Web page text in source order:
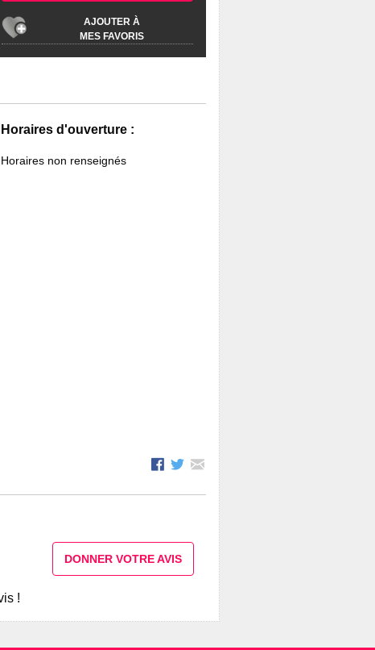
AJOUTER À
MES FAVORIS
Horaires d'ouverture :
Horaires non renseignés
DONNER VOTRE AVIS
!